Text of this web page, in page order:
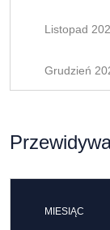
Listopad
Grudzień
MIESIĄC